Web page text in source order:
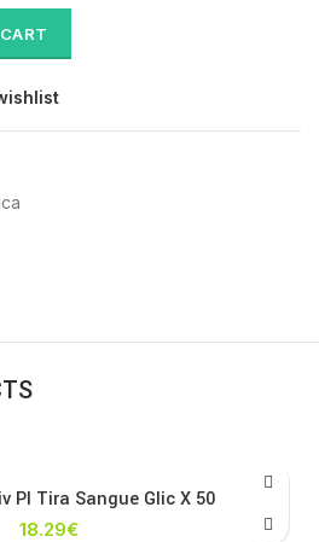
Pl Tira Sangue Glic X 50
18.29€